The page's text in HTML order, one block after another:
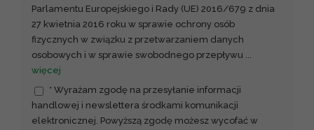
Parlamentu Europejskiego i Rady (UE) 2016/679 z dnia
27 kwietnia 2016 roku w sprawie ochrony osób
fizycznych w związku z przetwarzaniem danych
osobowych i w sprawie swobodnego przepływu ...
więcej
* Wyrażam zgodę na przesyłanie informacji
handlowej i newslettera środkami komunikacji
elektronicznej. Powyższą zgodę możesz wycofać w